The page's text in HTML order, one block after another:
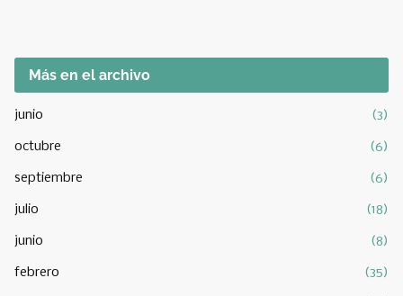
Más en el archivo
junio (3)
octubre (6)
septiembre (6)
julio (18)
junio (8)
febrero (35)